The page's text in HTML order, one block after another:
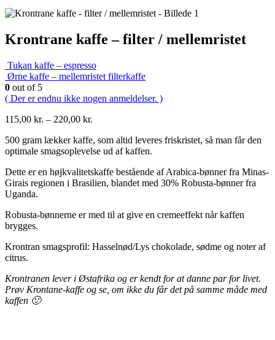
Krontrane kaffe – filter / mellemristet
Tukan kaffe – espresso
Ørne kaffe – mellemristet filterkaffe
0 out of 5
( Der er endnu ikke nogen anmeldelser. )
115,00 kr. – 220,00 kr.
til
220,00 kr.
500 gram lækker kaffe, som altid leveres friskristet, så man får den
optimale smagsoplevelse ud af kaffen.
Dette er en højkvalitetskaffe bestående af Arabica-bønner fra Minas-
Girais regionen i Brasilien, blandet med 30% Robusta-bønner fra
Uganda.
Robusta-bønnerne er med til at give en cremeeffekt når kaffen
brygges.
Krontran smagsprofil: Hasselnød/Lys chokolade, sødme og noter af
citrus.
Krontranen lever i Østafrika og er kendt for at danne par for livet.
Prøv Krontane-kaffe og se, om ikke du får det på samme måde med
kaffen 🙂